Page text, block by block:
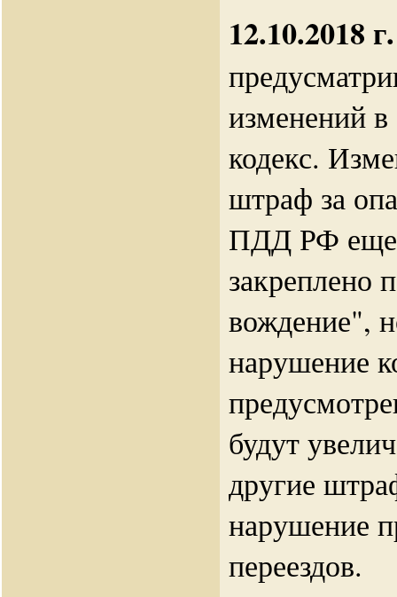
12.10.2018
изменений
кодекс.
штраф за
ПДД РФ еще
закреплено
вождение",
нарушение
будут
другие
нарушение
переездов.